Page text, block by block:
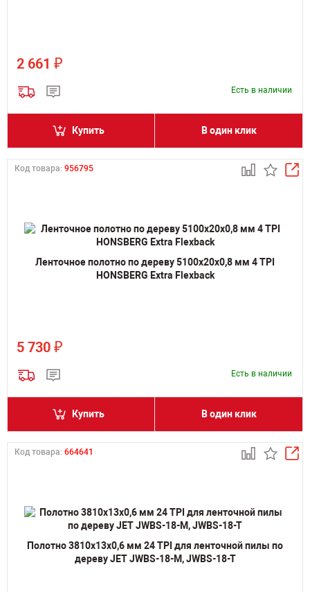
2 661 ₽
Есть в наличии
Купить В один клик
Код товара: 956795
Ленточное полотно по дереву 5100х20х0,8 мм 4 TPI
HONSBERG Extra Flexback
5 730 ₽
Есть в наличии
Купить В один клик
Код товара: 664641
Полотно 3810х13х0,6 мм 24 TPI для ленточной пилы по
дереву JET JWBS-18-M, JWBS-18-T